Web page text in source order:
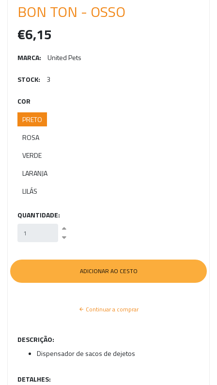
BON TON - OSSO
€6,15
MARCA: United Pets
STOCK: 3
COR
PRETO
ROSA
VERDE
LARANJA
LILÁS
QUANTIDADE:
Continuar a comprar
DESCRIÇÃO:
Dispensador de sacos de dejetos
DETALHES: